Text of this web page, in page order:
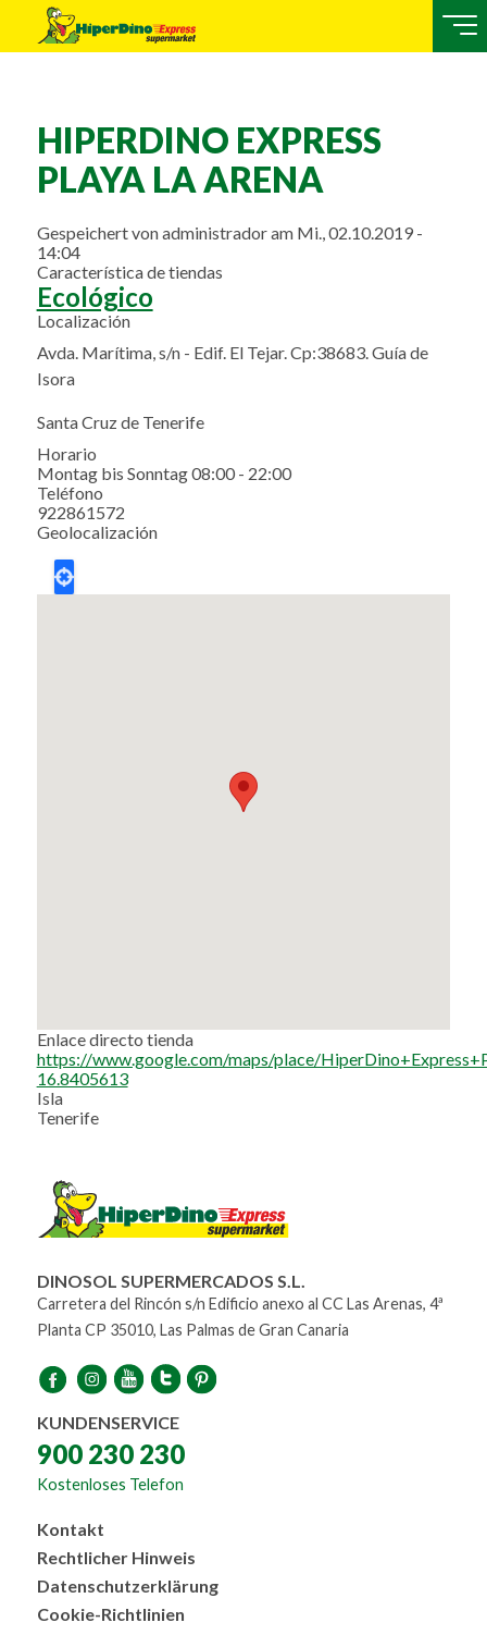
HIPERDINO EXPRESS
PLAYA LA ARENA
Gespeichert vonadministradoram Mi., 02.10.2019 -
14:04
Característica de tiendas
Ecológico
Localización
Avda. Marítima, s/n - Edif. El Tejar. Cp:38683. Guía de
Isora
Santa Cruz de Tenerife
Horario
Montag bis Sonntag 08:00 - 22:00
Teléfono
922861572
Geolocalización
Enlace directo tienda
https://www.google.com/maps/place/
16.8405613
Isla
Tenerife
DINOSOL SUPERMERCADOS S.L.
Carretera del Rincón s/n Edificio anexo al CC Las Arenas, 4ª
Planta CP 35010, Las Palmas de Gran Canaria
KUNDENSERVICE
900 230 230
Kostenloses Telefon
Menú
al
pie
Kontakt
Rechtlicher Hinweis
Datenschutzerklärung
Cookie-Richtlinien